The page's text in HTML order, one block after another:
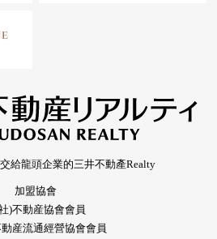
給龍頭企業的三井不動產Realty
加盟協會
)不動産協會會員
産流通經營協會會員